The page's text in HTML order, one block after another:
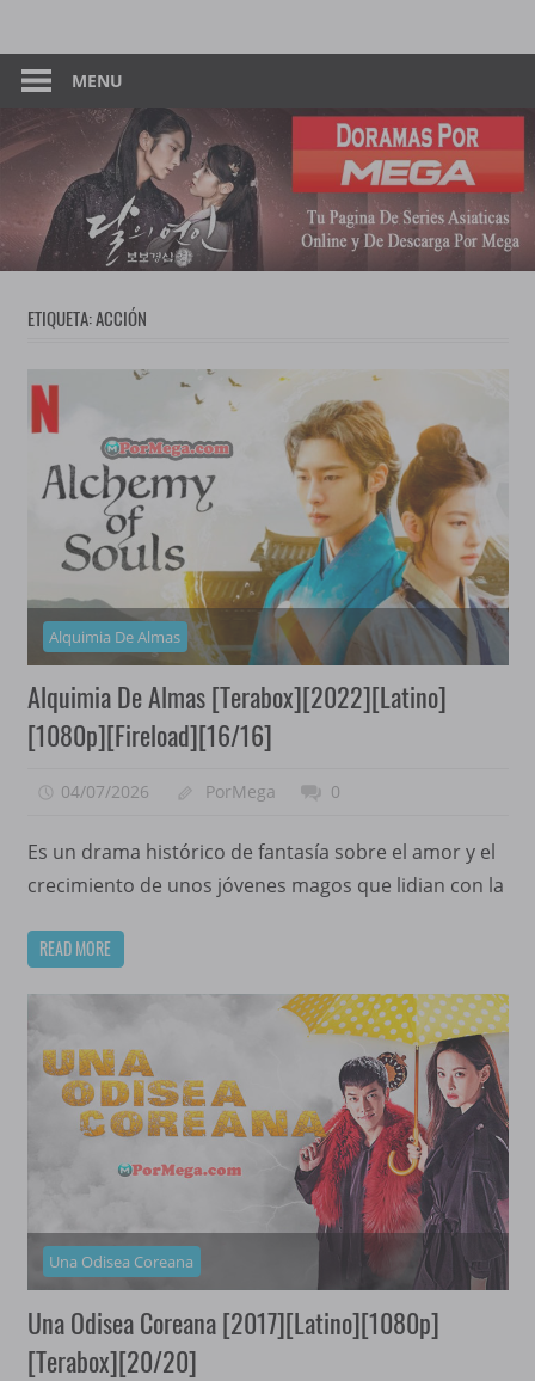
content
Dorama
–
Por
Mega
Pagina
Descarga
Por
Mega
MENU
ETIQUETA:ACCIÓN
Alquimia De Almas
Alquimia De Almas [Terabox][2022][Latino]
[1080p][Fireload][16/16]
04/07/2026 PorMega 0
Es un drama histórico de fantasía sobre el amor y el
crecimiento de unos jóvenes magos que lidian con la
READ MORE
Una Odisea Coreana
Una Odisea Coreana [2017][Latino][1080p]
[Terabox][20/20]